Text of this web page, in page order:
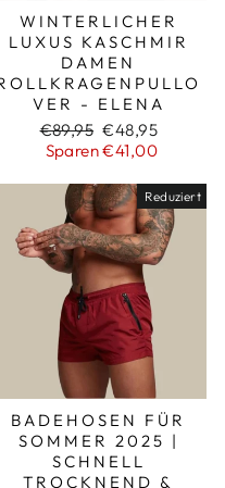
WINTERLICHER
LUXUS KASCHMIR
DAMEN
VER - ELENA
Normaler
Preis
€89,95 Sonderpreis
€48,95
Sparen €41,00
Reduziert
BADEHOSEN FÜR
SOMMER 2025 |
SCHNELL
TROCKNEND &